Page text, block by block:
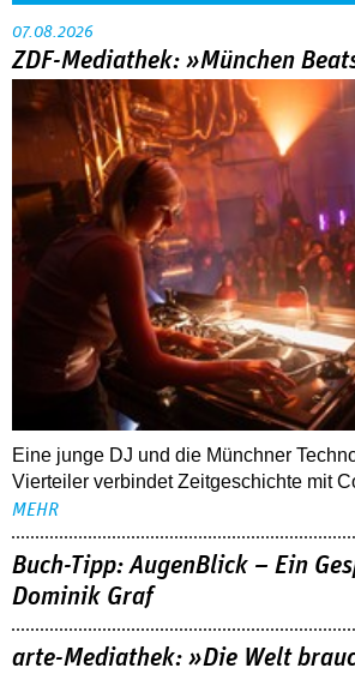
07.08.2026
ZDF-Mediathek: »München
Eine junge DJ und die Münchner
Vierteiler verbindet Zeitgeschichte mit
MEHR
Buch-Tipp: AugenBlick – Ein
Dominik Graf
arte-Mediathek: »Die Welt